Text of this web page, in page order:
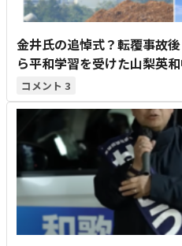
金井氏の追悼式？転覆事故
ら平和学習を受けた山梨英
3